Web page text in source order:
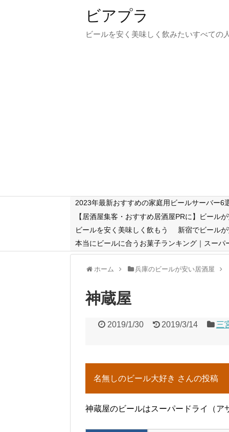
ビアプラ
ビールを安く美味しく飲みたいすべての
2023年最新おすすめの家庭用ビールサーバー6
【居酒屋集客・おすすめ居酒屋PRに】ビール
ビールを安く美味しく飲もう
新宿でビール
本当にビールに合うお菓子ランキング｜スー
ホーム 兵庫のビールが安い居酒屋
神蔵屋
2019/1/30 2019/3/14 三
名無しのビール大好き さんの投稿
神蔵屋のビールはスーパードライ（ア